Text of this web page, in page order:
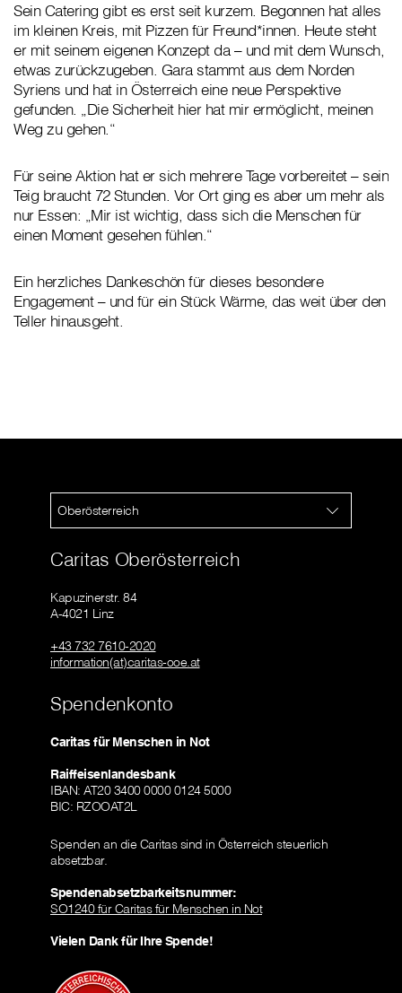
Sein Catering gibt es erst seit kurzem. Begonnen hat alles
im kleinen Kreis, mit Pizzen für Freund*innen. Heute steht
er mit seinem eigenen Konzept da – und mit dem Wunsch,
etwas zurückzugeben. Gara stammt aus dem Norden
Syriens und hat in Österreich eine neue Perspektive
gefunden. „Die Sicherheit hier hat mir ermöglicht, meinen
Weg zu gehen.“
Für seine Aktion hat er sich mehrere Tage vorbereitet – sein
Teig braucht 72 Stunden. Vor Ort ging es aber um mehr als
nur Essen: „Mir ist wichtig, dass sich die Menschen für
einen Moment gesehen fühlen.“
Ein herzliches Dankeschön für dieses besondere
Engagement – und für ein Stück Wärme, das weit über den
Teller hinausgeht.
Oberösterreich
Caritas Oberösterreich
Kapuzinerstr. 84
A-4021 Linz
+43 732 7610-2020
information(at)caritas-ooe.at
Spendenkonto
Caritas für Menschen in Not
Raiffeisenlandesbank
IBAN: AT20 3400 0000 0124 5000
BIC: RZOOAT2L
Spenden an die Caritas sind in Österreich steuerlich
absetzbar.
Spendenabsetzbarkeitsnummer:
SO1240 für Caritas für Menschen in Not
Vielen Dank für Ihre Spende!